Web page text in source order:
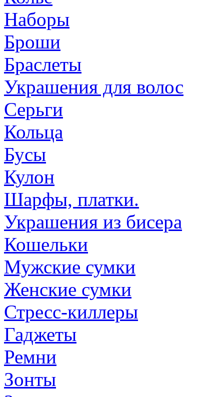
Наборы
Броши
Браслеты
Украшения для волос
Серьги
Кольца
Бусы
Кулон
Шарфы, платки.
Украшения из бисера
Кошельки
Мужские сумки
Женские сумки
Стресс-киллеры
Гаджеты
Ремни
Зонты